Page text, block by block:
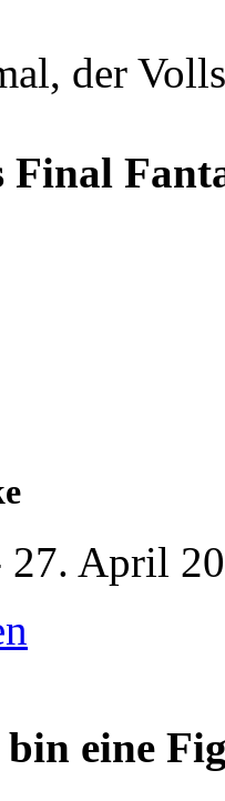
der
Final
27. April
eine